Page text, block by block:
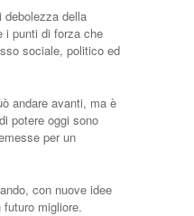
della
i punti di forza che
sociale, politico ed
andare avanti, ma è
potere oggi sono
per un
con nuove idee
migliore.